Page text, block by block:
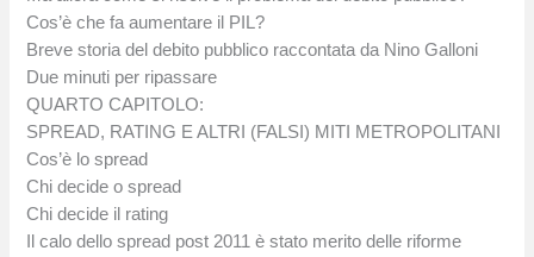
Cos’è che fa aumentare il PIL?
Breve storia del debito pubblico raccontata da Nino Galloni
Due minuti per ripassare
QUARTO CAPITOLO:
SPREAD, RATING E ALTRI (FALSI) MITI METROPOLITANI
Cos’è lo spread
Chi decide o spread
Chi decide il rating
Il calo dello spread post 2011 è stato merito delle riforme